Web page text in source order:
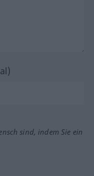
sind, indem Sie ein